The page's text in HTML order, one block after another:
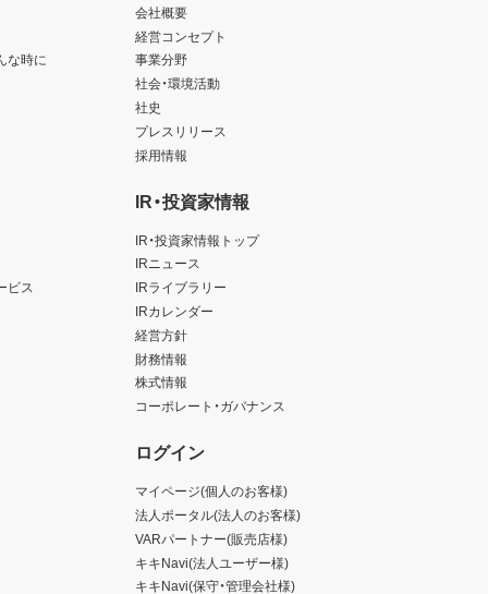
な時に
ビス
会社概要
経営コンセプト
事業分野
社会・環境活動
社史
プレスリリース
採用情報
IR・投資家情報
IR・投資家情報トップ
IRニュース
IRライブラリー
IRカレンダー
経営方針
財務情報
株式情報
コーポレート・ガバナンス
ログイン
マイページ(個人のお客様)
法人ポータル(法人のお客様)
VARパートナー(販売店様)
キキNavi(法人ユーザー様)
キキNavi(保守・管理会社様)